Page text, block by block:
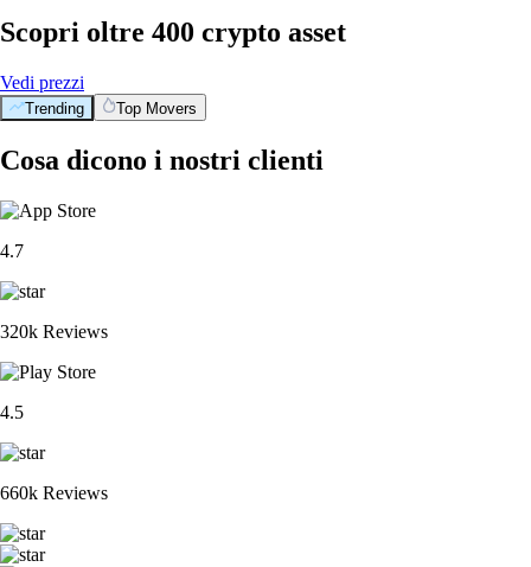
Scopri oltre 400 crypto asset
Vedi prezzi
Trending Top Movers
Cosa dicono i nostri clienti
4.7
320k Reviews
4.5
660k Reviews